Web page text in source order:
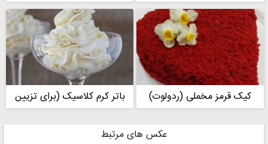
کیک قرمز مخملی (ردولوت) باتر کرم کلاسیک (برای تزیین
کیک)
عکس های مرتبط